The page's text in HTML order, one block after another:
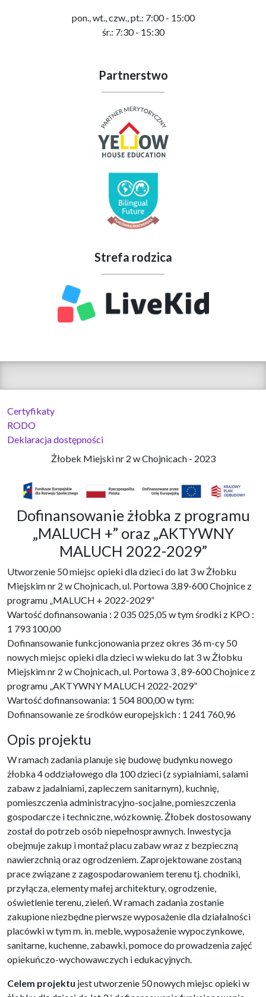
pon., wt., czw., pt.: 7:00 - 15:00
śr.: 7:30 - 15:30
Partnerstwo
Strefa rodzica
Certyfikaty
RODO
Deklaracja dostępności
Żłobek Miejski nr 2 w Chojnicach - 2023
Dofinansowanie żłobka z programu
„MALUCH +” oraz „AKTYWNY
MALUCH 2022-2029”
Utworzenie 50 miejsc opieki dla dzieci do lat 3 w Żłobku
Miejskim nr 2 w Chojnicach, ul. Portowa 3,89-600 Chojnice z
programu „MALUCH + 2022-2029”
Wartość dofinansowania : 2 035 025,05 w tym środki z KPO :
1 793 100,00
Dofinansowanie funkcjonowania przez okres 36 m-cy 50
nowych miejsc opieki dla dzieci w wieku do lat 3 w Żłobku
Miejskim nr 2 w Chojnicach, ul. Portowa 3 , 89-600 Chojnice z
programu „AKTYWNY MALUCH 2022-2029”
Wartość dofinansowania: 1 504 800,00 w tym:
Dofinansowanie ze środków europejskich : 1 241 760,96
Opis projektu
W ramach zadania planuje się budowę budynku nowego
żłobka 4 oddziałowego dla 100 dzieci (z sypialniami, salami
zabaw z jadalniami, zapleczem sanitarnym), kuchnię,
pomieszczenia administracyjno-socjalne, pomieszczenia
gospodarcze i techniczne, wózkownię. Żłobek dostosowany
został do potrzeb osób niepełnosprawnych. Inwestycja
obejmuje zakup i montaż placu zabaw wraz z bezpieczną
nawierzchnią oraz ogrodzeniem. Zaprojektowane zostaną
prace związane z zagospodarowaniem terenu tj. chodniki,
przyłącza, elementy małej architektury, ogrodzenie,
oświetlenie terenu, zieleń. W ramach zadania zostanie
zakupione niezbędne pierwsze wyposażenie dla działalności
placówki w tym m. in. meble, wyposażenie wypoczynkowe,
sanitarne, kuchenne, zabawki, pomoce do prowadzenia zajęć
opiekuńczo-wychowawczych i edukacyjnych.
Celem projektu jest utworzenie 50 nowych miejsc opieki w